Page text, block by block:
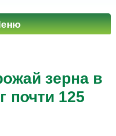
зерна в
почти 125